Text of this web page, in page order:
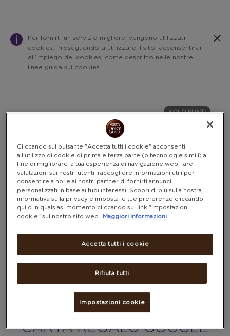
Per fornirti un servizio migliore, vengono utilizzati i
cookies. Proseguendo a utilizzare il sito, acconsentirai
all’impiego dei cookies, come descritto nelle nostre
linee guida sui cookies.
salvata
SOLO PUNTI
CARTA REGALO GOOGLE
Cliccando sul pulsante "Accetta tutti i cookie" acconsenti
all'utilizzo di cookie di prima e terza parte (o tecnologie simili) al
fine di migliorare la tua esperienza di navigazione web, fare
valutazioni sui nostri utenti, raccogliere informazioni utili per
consentire a noi e ai nostri partner di fornirti annunci
personalizzati in base ai tuoi interessi. Scopri di più sulla nostra
informativa sulla privacy e imposta le tue preferenze cliccando
qui o in qualsiasi momento cliccando sul link "Impostazioni
cookie" sul nostro sito web.
Maggiori informazioni
Rifiuta tutti
Accetta tutti i cookie
Impostazioni cookie